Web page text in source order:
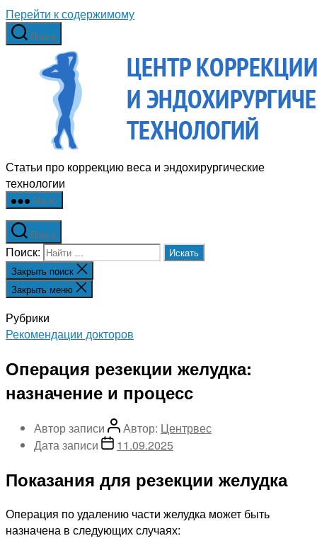
Перейти к содержимому
Поиск
Статьи про коррекцию веса и эндохирургические
технологии
Меню
Поиск
Поиск:
Закрыть поиск
Закрыть меню
Рубрики
Рекомендации докторов
Операция резекции желудка:
назначение и процесс
Автор записи Автор: Центрвес
Дата записи
11.09.2025
Показания для резекции желудка
Операция по удалению части желудка может быть
назначена в следующих случаях: